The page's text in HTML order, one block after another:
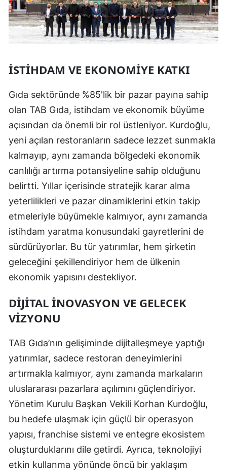
İSTIHDAM VE EKONOMIYE KATKI
Gıda sektöründe %85'lik bir pazar payına sahip
olan TAB Gıda, istihdam ve ekonomik büyüme
açısından da önemli bir rol üstleniyor. Kurdoğlu,
yeni açılan restoranların sadece lezzet sunmakla
kalmayıp, aynı zamanda bölgedeki ekonomik
canlılığı artırma potansiyeline sahip olduğunu
belirtti. Yıllar içerisinde stratejik karar alma
yeterlilikleri ve pazar dinamiklerini etkin takip
etmeleriyle büyümekle kalmıyor, aynı zamanda
istihdam yaratma konusundaki gayretlerini de
sürdürüyorlar. Bu tür yatırımlar, hem şirketin
geleceğini şekillendiriyor hem de ülkenin
ekonomik yapısını destekliyor.
DIJITAL İNOVASYON VE GELECEK
VIZYONU
TAB Gıda’nın gelişiminde dijitalleşmeye yaptığı
yatırımlar, sadece restoran deneyimlerini
artırmakla kalmıyor, aynı zamanda markaların
uluslararası pazarlara açılımını güçlendiriyor.
Yönetim Kurulu Başkan Vekili Korhan Kurdoğlu,
bu hedefe ulaşmak için güçlü bir operasyon
yapısı, franchise sistemi ve entegre ekosistem
oluşturduklarını dile getirdi. Ayrıca, teknolojiyi
etkin kullanma yönünde öncü bir yaklaşım